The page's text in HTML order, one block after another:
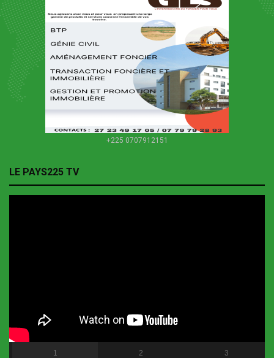
+225 0707912151
LE PAYS225 TV
1 2 3